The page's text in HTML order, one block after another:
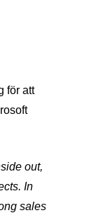
för att
out,
In
sales